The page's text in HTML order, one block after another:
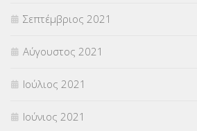
Σεπτέμβριος 2021
Αύγουστος 2021
Ιούλιος 2021
Ιούνιος 2021